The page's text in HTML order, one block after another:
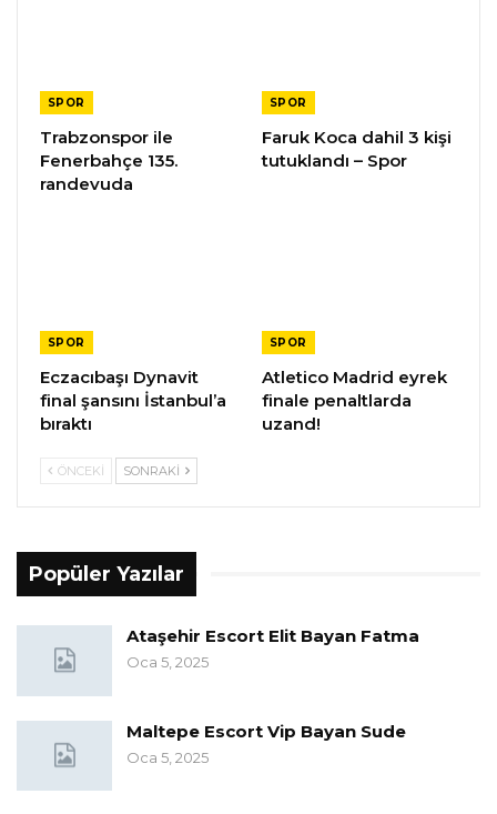
SPOR
Trabzonspor ile
Fenerbahçe 135.
randevuda
SPOR
Faruk Koca dahil 3 kişi
tutuklandı – Spor
SPOR
Eczacıbaşı Dynavit
final şansını İstanbul’a
bıraktı
SPOR
Atletico Madrid eyrek
finale penaltlarda
uzand!
ÖNCEKI SONRAKI
Popüler Yazılar
Ataşehir Escort Elit Bayan Fatma
Oca 5, 2025
Maltepe Escort Vip Bayan Sude
Oca 5, 2025